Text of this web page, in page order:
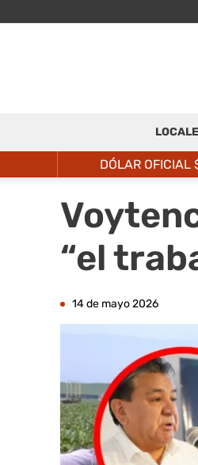
DÓLAR OFICIAL
“el
14 de mayo 2026